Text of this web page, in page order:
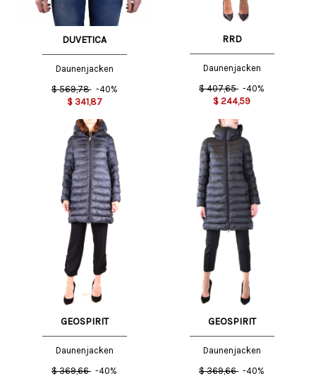
DUVETICA
Daunenjacken
$ 569,78 -40%
$ 341,87
RRD
Daunenjacken
$ 407,65 -40%
$ 244,59
GEOSPIRIT
Daunenjacken
$ 369,66 -40%
GEOSPIRIT
Daunenjacken
$ 369,66 -40%